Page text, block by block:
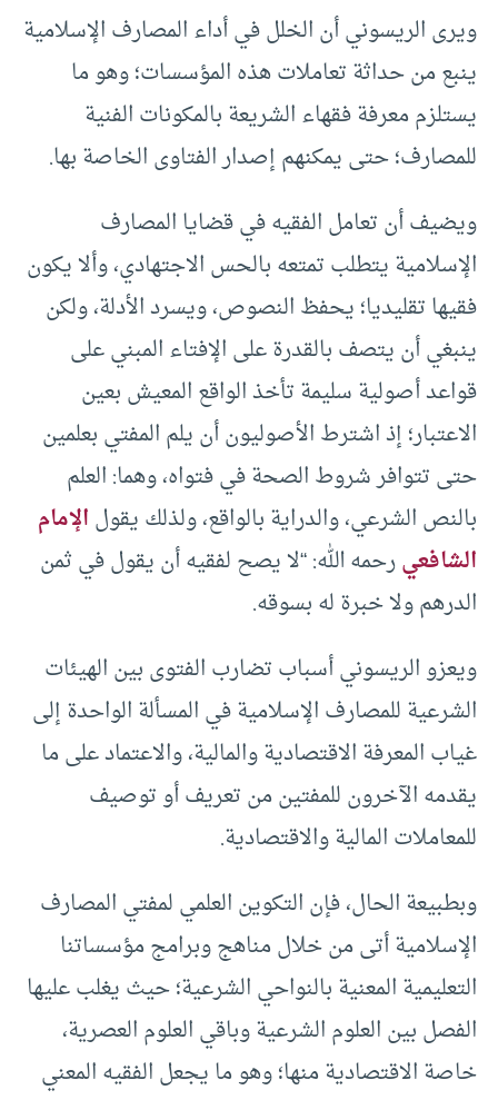
ويرى الريسوني أن الخلل في أداء المصارف الإسلامية
ينبع من حداثة تعاملات هذه المؤسسات؛ وهو ما
يستلزم معرفة فقهاء الشريعة بالمكونات الفنية
للمصارف؛ حتى يمكنهم إصدار الفتاوى الخاصة بها.
ويضيف أن تعامل الفقيه في قضايا المصارف
الإسلامية يتطلب تمتعه بالحس الاجتهادي، وألا يكون
فقيها تقليديا؛ يحفظ النصوص، ويسرد الأدلة، ولكن
ينبغي أن يتصف بالقدرة على الإفتاء المبني على
قواعد أصولية سليمة تأخذ الواقع المعيش بعين
الاعتبار؛ إذ اشترط الأصوليون أن يلم المفتي بعلمين
حتى تتوافر شروط الصحة في فتواه، وهما: العلم
بالنص الشرعي، والدراية بالواقع، ولذلك يقولالإمام
الشافعيرحمه الله: “لا يصح لفقيه أن يقول في ثمن
الدرهم ولا خبرة له بسوقه.
ويعزو الريسوني أسباب تضارب الفتوى بين الهيئات
الشرعية للمصارف الإسلامية في المسألة الواحدة إلى
غياب المعرفة الاقتصادية والمالية، والاعتماد على ما
يقدمه الآخرون للمفتين من تعريف أو توصيف
للمعاملات المالية والاقتصادية.
وبطبيعة الحال، فإن التكوين العلمي لمفتي المصارف
الإسلامية أتى من خلال مناهج وبرامج مؤسساتنا
التعليمية المعنية بالنواحي الشرعية؛ حيث يغلب عليها
الفصل بين العلوم الشرعية وباقي العلوم العصرية،
خاصة الاقتصادية منها؛ وهو ما يجعل الفقيه المعني